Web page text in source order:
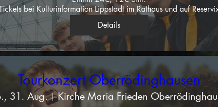
bei Kulturinformation Lippstadt im Rathaus und auf
Details
Tourkonzert Oberrödinghausen
31. Aug. Kirche Maria Frieden